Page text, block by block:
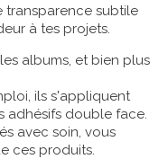
transparence subtile
à tes projets.
albums, et bien plus
ils s'appliquent
double face.
avec soin, vous
ces produits.